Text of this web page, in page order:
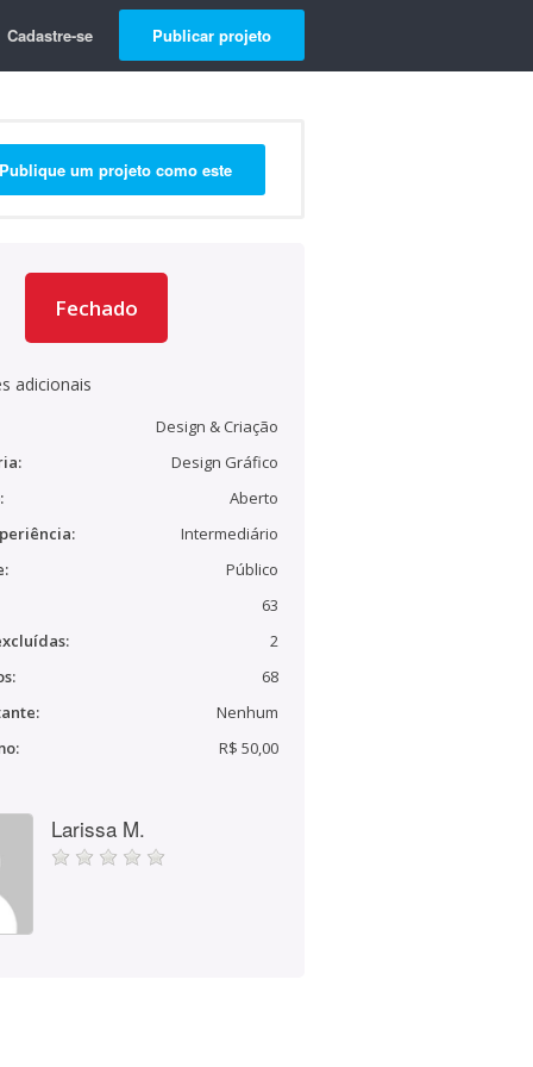
Cadastre-se Publicar projeto
Publique um projeto como este
Fechado
adicionais
Design & Criação
Design Gráfico
Aberto
Intermediário
Público
63
2
68
Nenhum
R$ 50,00
Larissa M.